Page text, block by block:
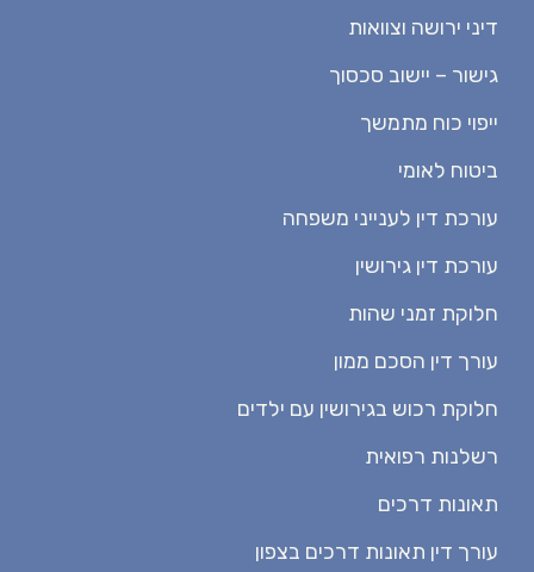
דיני ירושה וצוואות
גישור – יישוב סכסוך
ייפוי כוח מתמשך
ביטוח לאומי
עורכת דין לענייני משפחה
עורכת דין גירושין
חלוקת זמני שהות
עורך דין הסכם ממון
חלוקת רכוש בגירושין עם ילדים
רשלנות רפואית
תאונות דרכים
עורך דין תאונות דרכים בצפון